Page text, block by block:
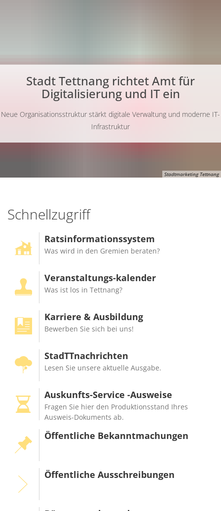
Stadtmarketing Tettnang
Stadt Tettnang richtet Amt für
Digitalisierung und IT ein
Neue Organisationsstruktur stärkt digitale Verwaltung und moderne IT-
Infrastruktur
Schnellzugriff
Ratsinformationssystem
Was wird in den Gremien beraten?
Veranstaltungs-kalender
Was ist los in Tettnang?
Karriere & Ausbildung
Bewerben Sie sich bei uns!
StadTTnachrichten
Lesen Sie unsere aktuelle Ausgabe.
Auskunfts-Service -Ausweise
Fragen Sie hier den Produktionsstand Ihres
Ausweis-Dokuments ab.
Öffentliche Bekanntmachungen
Öffentliche Ausschreibungen